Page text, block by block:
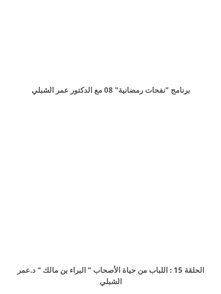
برنامج "نفحات رمضانية" 08 مع الدكتور عمر الشبلي
الحلقة 15 : اللباب من حياة الأصحاب " البراء بن مالك " د.عمر
الشبلي